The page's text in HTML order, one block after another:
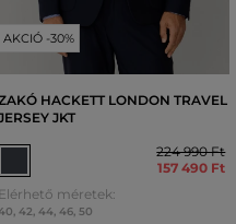
AKCIÓ -30%
HACKETT LONDON TRAVEL
JKT
224 990 Ft
157 490 Ft
Elérhető méretek:
, 42, 44, 46, 50